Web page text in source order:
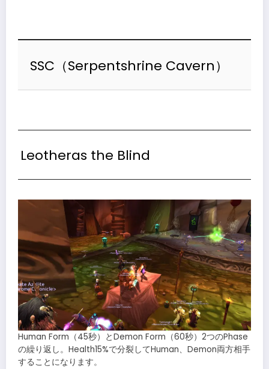
SSC（Serpentshrine Cavern）
Leotheras the Blind
Human Form（45秒）とDemon Form（60秒）2つのPhase
の繰り返し。Health15%で分裂してHuman、Demon両方相手
することになります。